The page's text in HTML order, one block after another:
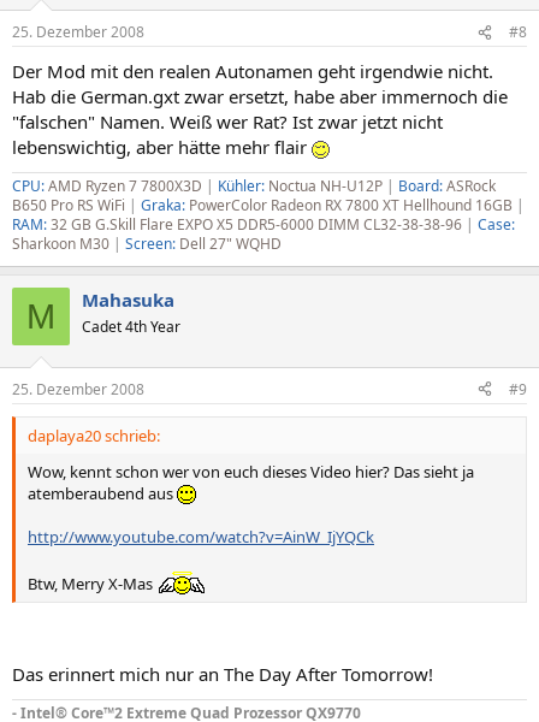
25. Dezember 2008 #8
Der Mod mit den realen Autonamen geht irgendwie nicht.
Hab die German.gxt zwar ersetzt, habe aber immernoch die
"falschen" Namen. Weiß wer Rat? Ist zwar jetzt nicht
lebenswichtig, aber hätte mehr flair
CPU:AMD Ryzen 7 7800X3D | Kühler: Noctua NH-U12P | Board:ASRock
B650 Pro RS WiFi | Graka: PowerColor Radeon RX 7800 XT Hellhound 16GB |
RAM:32 GB G.Skill Flare EXPO X5 DDR5-6000 DIMM CL32-38-38-96 | Case:
Sharkoon M30 | Screen: Dell 27" WQHD
M Mahasuka
Cadet 4th Year
25. Dezember 2008 #9
daplaya20 schrieb:
Wow, kennt schon wer von euch dieses Video hier? Das sieht ja
atemberaubend aus
http://www.youtube.com/watch?v=AinW_IjYQCk
Btw, Merry X-Mas
Das erinnert mich nur an The Day After Tomorrow!
- Intel® Core™2 Extreme Quad Prozessor QX9770